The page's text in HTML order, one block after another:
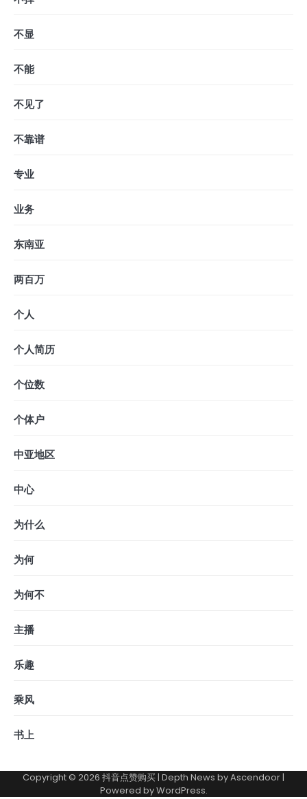
不显
不能
不见了
不靠谱
专业
业务
东南亚
两百万
个人
个人简历
个位数
个体户
中亚地区
中心
为什么
为何
为何不
主播
乐趣
乘风
书上
Copyright © 2026 抖音点赞购买| Depth News byAscendoor|
Powered byWordPress.